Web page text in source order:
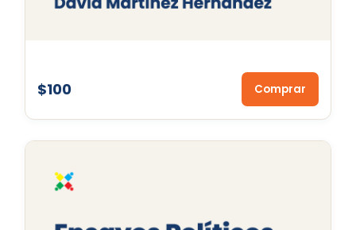
$100 Comprar